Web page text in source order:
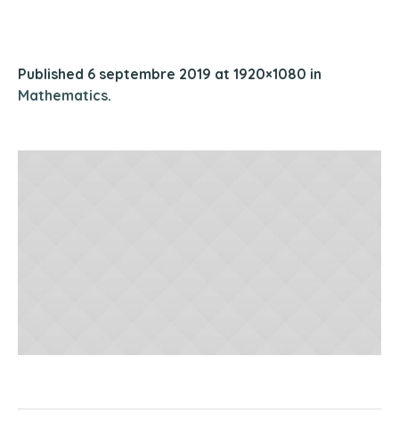
Published 6 septembre 2019 at 1920×1080 in
Mathematics.